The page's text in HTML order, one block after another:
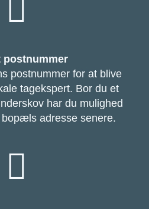
postnummer
postnummer for at blive
tagekspert. Bor du et
har du mulighed
adresse senere.